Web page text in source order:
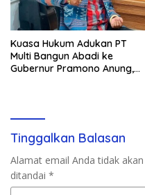
Kuasa Hukum Adukan PT
Multi Bangun Abadi ke
Gubernur Pramono Anung,
Tinggalkan Balasan
Alamat email Anda tidak
ditandai *